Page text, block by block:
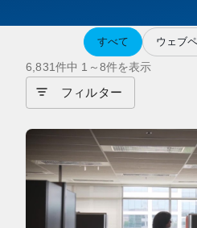
すべて ウェブ
6,831件中 1～8件を表示
フィルター